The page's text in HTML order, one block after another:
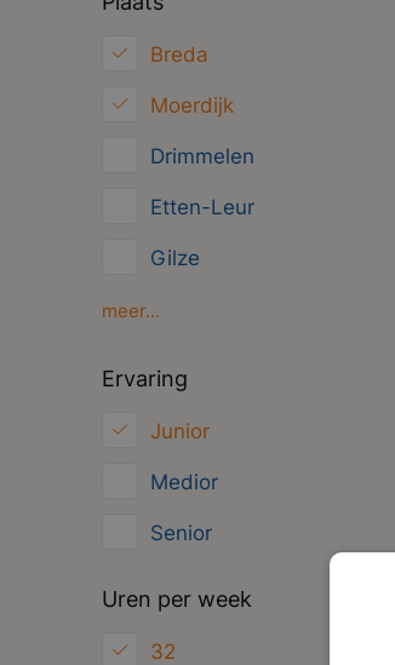
Breda
Moerdijk
Drimmelen
Etten-Leur
Gilze
Oosterhout
meer...
Ervaring
Junior
Medior
Senior
Uren per week
32